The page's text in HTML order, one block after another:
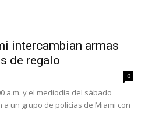
intercambian armas
de regalo
0
a.m. y el mediodía del sábado
un grupo de policías de Miami con